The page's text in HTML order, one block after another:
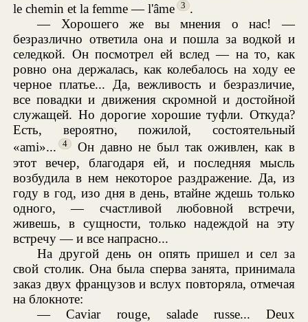
le chemin et la femme — l'âme
3 .
— Хорошего же вы мнения о нас! —
безразлично ответила она и пошла за водкой и
селедкой. Он посмотрел ей вслед — на то, как
ровно она держалась, как колебалось на ходу ее
черное платье... Да, вежливость и безразличие,
все повадки и движения скромной и достойной
служащей. Но дорогие хорошие туфли. Откуда?
Есть, вероятно, пожилой, состоятельный
«ami»...
4
Он давно не был так оживлен, как в
этот вечер, благодаря ей, и последняя мысль
возбудила в нем некоторое раздражение. Да, из
году в год, изо дня в день, втайне ждешь только
одного, — счастливой любовной встречи,
живешь, в сущности, только надеждой на эту
встречу — и все напрасно...
На другой день он опять пришел и сел за
свой столик. Она была сперва занята, принимала
заказ двух французов и вслух повторяла, отмечая
на блокноте:
— Caviar rouge, salade russe... Deux